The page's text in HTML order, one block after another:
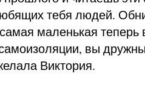
тебя людей.
маленькая теперь
вы
Виктория.